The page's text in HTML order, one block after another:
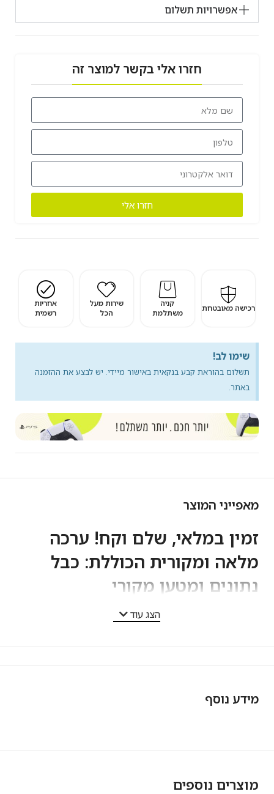
אפשרויות תשלום
חזרו אלי בקשר למוצר זה
חזרו אלי
רכישה מאובטחת
קניה
משתלמת
שירות מעל
הכל
אחריות
רשמית
שימו לב!
תשלום בהוראת קבע בנקאית באישור מיידי. יש לבצע את ההזמנה
באתר.
מאפייני המוצר
זמין במלאי, שלם וקח! ערכה
מלאה ומקורית הכוללת: כבל
נתונים ומטען מקורי
הצג עוד
מידע נוסף
מוצרים נוספים